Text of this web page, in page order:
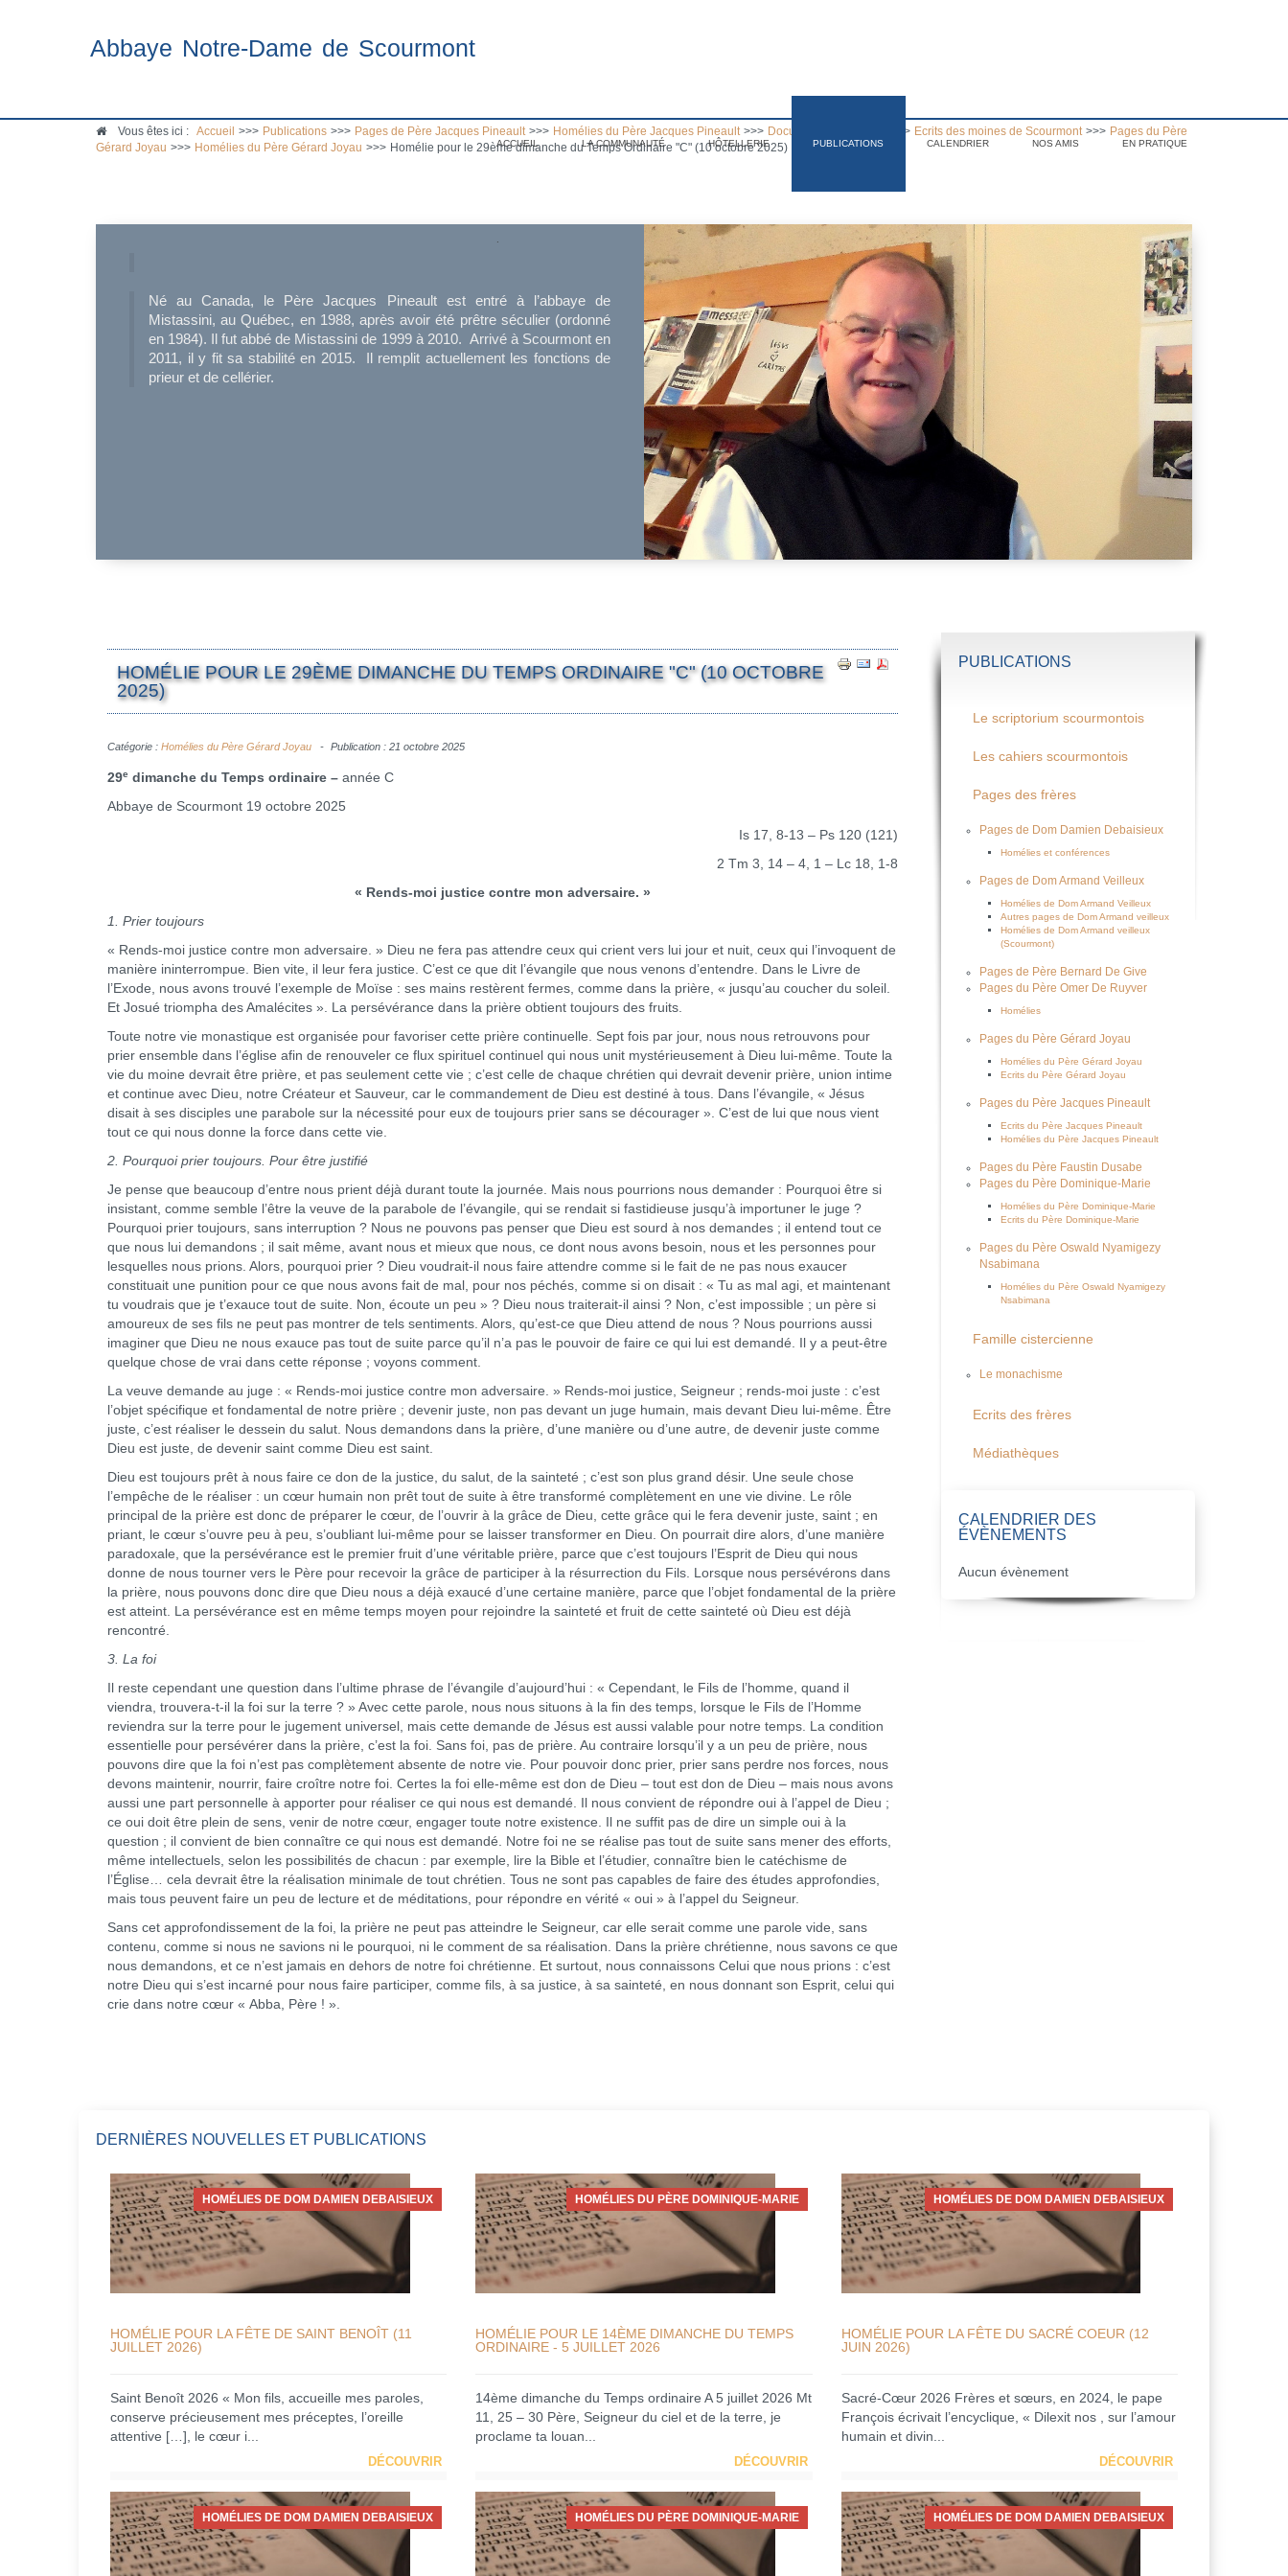
Abbaye Notre-Dame de Scourmont
ACCUEIL LA COMMUNAUTÉ HÔTELLERIE PUBLICATIONS CALENDRIER NOS AMIS EN PRATIQUE
Vous êtes ici : Accueil >>> Publications >>> Pages de Père Jacques Pineault >>> Homélies du Père Jacques Pineault >>> Documents et archives >>> Ecrits des moines de Scourmont >>> Pages du Père
Gérard Joyau >>> Homélies du Père Gérard Joyau >>> Homélie pour le 29ème dimanche du Temps Ordinaire "C" (10 octobre 2025)
Né au Canada, le Père Jacques Pineault est entré à l’abbaye de
Mistassini, au Québec, en 1988, après avoir été prêtre séculier (ordonné
en 1984). Il fut abbé de Mistassini de 1999 à 2010. Arrivé à Scourmont en
2011, il y fit sa stabilité en 2015. Il remplit actuellement les fonctions de
prieur et de cellérier.
HOMÉLIE POUR LE 29ÈME DIMANCHE DU TEMPS ORDINAIRE "C" (10 OCTOBRE
2025)
Catégorie : Homélies du Père Gérard Joyau Publication : 21 octobre 2025
29e dimanche du Temps ordinaire – année C
Abbaye de Scourmont 19 octobre 2025
Is 17, 8-13 – Ps 120 (121)
2 Tm 3, 14 – 4, 1 – Lc 18, 1-8
« Rends-moi justice contre mon adversaire. »
1. Prier toujours
« Rends-moi justice contre mon adversaire. » Dieu ne fera pas attendre ceux qui crient vers lui jour et nuit, ceux qui l’invoquent de
manière ininterrompue. Bien vite, il leur fera justice. C’est ce que dit l’évangile que nous venons d’entendre. Dans le Livre de
l’Exode, nous avons trouvé l’exemple de Moïse : ses mains restèrent fermes, comme dans la prière, « jusqu’au coucher du soleil.
Et Josué triompha des Amalécites ». La persévérance dans la prière obtient toujours des fruits.
Toute notre vie monastique est organisée pour favoriser cette prière continuelle. Sept fois par jour, nous nous retrouvons pour
prier ensemble dans l’église afin de renouveler ce flux spirituel continuel qui nous unit mystérieusement à Dieu lui-même. Toute la
vie du moine devrait être prière, et pas seulement cette vie ; c’est celle de chaque chrétien qui devrait devenir prière, union intime
et continue avec Dieu, notre Créateur et Sauveur, car le commandement de Dieu est destiné à tous. Dans l’évangile, « Jésus
disait à ses disciples une parabole sur la nécessité pour eux de toujours prier sans se décourager ». C’est de lui que nous vient
tout ce qui nous donne la force dans cette vie.
2. Pourquoi prier toujours. Pour être justifié
Je pense que beaucoup d’entre nous prient déjà durant toute la journée. Mais nous pourrions nous demander : Pourquoi être si
insistant, comme semble l’être la veuve de la parabole de l’évangile, qui se rendait si fastidieuse jusqu’à importuner le juge ?
Pourquoi prier toujours, sans interruption ? Nous ne pouvons pas penser que Dieu est sourd à nos demandes ; il entend tout ce
que nous lui demandons ; il sait même, avant nous et mieux que nous, ce dont nous avons besoin, nous et les personnes pour
lesquelles nous prions. Alors, pourquoi prier ? Dieu voudrait-il nous faire attendre comme si le fait de ne pas nous exaucer
constituait une punition pour ce que nous avons fait de mal, pour nos péchés, comme si on disait : « Tu as mal agi, et maintenant
tu voudrais que je t’exauce tout de suite. Non, écoute un peu » ? Dieu nous traiterait-il ainsi ? Non, c’est impossible ; un père si
amoureux de ses fils ne peut pas montrer de tels sentiments. Alors, qu’est-ce que Dieu attend de nous ? Nous pourrions aussi
imaginer que Dieu ne nous exauce pas tout de suite parce qu’il n’a pas le pouvoir de faire ce qui lui est demandé. Il y a peut-être
quelque chose de vrai dans cette réponse ; voyons comment.
La veuve demande au juge : « Rends-moi justice contre mon adversaire. » Rends-moi justice, Seigneur ; rends-moi juste : c’est
l’objet spécifique et fondamental de notre prière ; devenir juste, non pas devant un juge humain, mais devant Dieu lui-même. Être
juste, c’est réaliser le dessein du salut. Nous demandons dans la prière, d’une manière ou d’une autre, de devenir juste comme
Dieu est juste, de devenir saint comme Dieu est saint.
Dieu est toujours prêt à nous faire ce don de la justice, du salut, de la sainteté ; c’est son plus grand désir. Une seule chose
l’empêche de le réaliser : un cœur humain non prêt tout de suite à être transformé complètement en une vie divine. Le rôle
principal de la prière est donc de préparer le cœur, de l’ouvrir à la grâce de Dieu, cette grâce qui le fera devenir juste, saint ; en
priant, le cœur s’ouvre peu à peu, s’oubliant lui-même pour se laisser transformer en Dieu. On pourrait dire alors, d’une manière
paradoxale, que la persévérance est le premier fruit d’une véritable prière, parce que c’est toujours l’Esprit de Dieu qui nous
donne de nous tourner vers le Père pour recevoir la grâce de participer à la résurrection du Fils. Lorsque nous persévérons dans
la prière, nous pouvons donc dire que Dieu nous a déjà exaucé d’une certaine manière, parce que l’objet fondamental de la prière
est atteint. La persévérance est en même temps moyen pour rejoindre la sainteté et fruit de cette sainteté où Dieu est déjà
rencontré.
3. La foi
Il reste cependant une question dans l’ultime phrase de l’évangile d’aujourd’hui : « Cependant, le Fils de l’homme, quand il
viendra, trouvera-t-il la foi sur la terre ? » Avec cette parole, nous nous situons à la fin des temps, lorsque le Fils de l’Homme
reviendra sur la terre pour le jugement universel, mais cette demande de Jésus est aussi valable pour notre temps. La condition
essentielle pour persévérer dans la prière, c’est la foi. Sans foi, pas de prière. Au contraire lorsqu’il y a un peu de prière, nous
pouvons dire que la foi n’est pas complètement absente de notre vie. Pour pouvoir donc prier, prier sans perdre nos forces, nous
devons maintenir, nourrir, faire croître notre foi. Certes la foi elle-même est don de Dieu – tout est don de Dieu – mais nous avons
aussi une part personnelle à apporter pour réaliser ce qui nous est demandé. Il nous convient de répondre oui à l’appel de Dieu ;
ce oui doit être plein de sens, venir de notre cœur, engager toute notre existence. Il ne suffit pas de dire un simple oui à la
question ; il convient de bien connaître ce qui nous est demandé. Notre foi ne se réalise pas tout de suite sans mener des efforts,
même intellectuels, selon les possibilités de chacun : par exemple, lire la Bible et l’étudier, connaître bien le catéchisme de
l’Église… cela devrait être la réalisation minimale de tout chrétien. Tous ne sont pas capables de faire des études approfondies,
mais tous peuvent faire un peu de lecture et de méditations, pour répondre en vérité « oui » à l’appel du Seigneur.
Sans cet approfondissement de la foi, la prière ne peut pas atteindre le Seigneur, car elle serait comme une parole vide, sans
contenu, comme si nous ne savions ni le pourquoi, ni le comment de sa réalisation. Dans la prière chrétienne, nous savons ce que
nous demandons, et ce n’est jamais en dehors de notre foi chrétienne. Et surtout, nous connaissons Celui que nous prions : c’est
notre Dieu qui s’est incarné pour nous faire participer, comme fils, à sa justice, à sa sainteté, en nous donnant son Esprit, celui qui
crie dans notre cœur « Abba, Père ! ».
PUBLICATIONS
Le scriptorium scourmontois
Les cahiers scourmontois
Pages des frères
Pages de Dom Damien Debaisieux
Homélies et conférences
Pages de Dom Armand Veilleux
Homélies de Dom Armand Veilleux
Autres pages de Dom Armand veilleux
Homélies de Dom Armand veilleux
(Scourmont)
Pages de Père Bernard De Give
Pages du Père Omer De Ruyver
Homélies
Pages du Père Gérard Joyau
Homélies du Père Gérard Joyau
Ecrits du Père Gérard Joyau
Pages du Père Jacques Pineault
Ecrits du Père Jacques Pineault
Homélies du Père Jacques Pineault
Pages du Père Faustin Dusabe
Pages du Père Dominique-Marie
Homélies du Père Dominique-Marie
Ecrits du Père Dominique-Marie
Pages du Père Oswald Nyamigezy
Nsabimana
Homélies du Père Oswald Nyamigezy
Nsabimana
Famille cistercienne
Le monachisme
Ecrits des frères
Médiathèques
CALENDRIER DES
ÉVÈNEMENTS
Aucun évènement
DERNIÈRES NOUVELLES ET PUBLICATIONS
HOMÉLIES DE DOM DAMIEN DEBAISIEUX
HOMÉLIE POUR LA FÊTE DE SAINT BENOÎT (11
JUILLET 2026)
Saint Benoît 2026 « Mon fils, accueille mes paroles,
conserve précieusement mes préceptes, l’oreille
attentive […], le cœur i...
DÉCOUVRIR
HOMÉLIES DU PÈRE DOMINIQUE-MARIE
HOMÉLIE POUR LE 14ÈME DIMANCHE DU TEMPS
ORDINAIRE - 5 JUILLET 2026
14ème dimanche du Temps ordinaire A 5 juillet 2026 Mt
11, 25 – 30 Père, Seigneur du ciel et de la terre, je
proclame ta louan...
DÉCOUVRIR
HOMÉLIES DE DOM DAMIEN DEBAISIEUX
HOMÉLIE POUR LA FÊTE DU SACRÉ COEUR (12
JUIN 2026)
Sacré-Cœur 2026 Frères et sœurs, en 2024, le pape
François écrivait l’encyclique, « Dilexit nos , sur l’amour
humain et divin...
DÉCOUVRIR
HOMÉLIES DE DOM DAMIEN DEBAISIEUX HOMÉLIES DU PÈRE DOMINIQUE-MARIE HOMÉLIES DE DOM DAMIEN DEBAISIEUX